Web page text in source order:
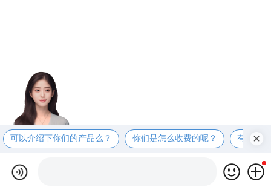
可以介绍下你们的产品么？ 你们是怎么收费的呢？ 有适合